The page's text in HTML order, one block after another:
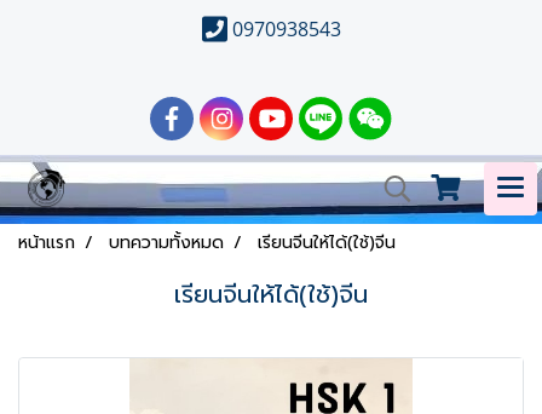
0970938543
หน้าแรก บทความทั้งหมด เรียนจีนให้ได้(ใช้)จีน
เรียนจีนให้ได้(ใช้)จีน